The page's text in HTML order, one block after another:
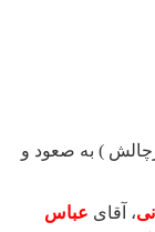
) به صعود و
، آقای عباس